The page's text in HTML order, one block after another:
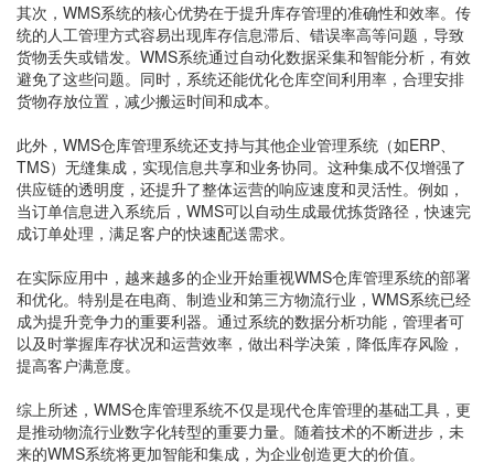
其次，WMS系统的核心优势在于提升库存管理的准确性和效率。传
统的人工管理方式容易出现库存信息滞后、错误率高等问题，导致
货物丢失或错发。WMS系统通过自动化数据采集和智能分析，有效
避免了这些问题。同时，系统还能优化仓库空间利用率，合理安排
货物存放位置，减少搬运时间和成本。
此外，WMS仓库管理系统还支持与其他企业管理系统（如ERP、
TMS）无缝集成，实现信息共享和业务协同。这种集成不仅增强了
供应链的透明度，还提升了整体运营的响应速度和灵活性。例如，
当订单信息进入系统后，WMS可以自动生成最优拣货路径，快速完
成订单处理，满足客户的快速配送需求。
在实际应用中，越来越多的企业开始重视WMS仓库管理系统的部署
和优化。特别是在电商、制造业和第三方物流行业，WMS系统已经
成为提升竞争力的重要利器。通过系统的数据分析功能，管理者可
以及时掌握库存状况和运营效率，做出科学决策，降低库存风险，
提高客户满意度。
综上所述，WMS仓库管理系统不仅是现代仓库管理的基础工具，更
是推动物流行业数字化转型的重要力量。随着技术的不断进步，未
来的WMS系统将更加智能和集成，为企业创造更大的价值。